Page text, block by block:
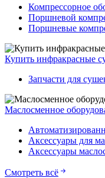
Компрессорное
Поршневой
Поршневые
Купить инфракрасные
Запчасти для
Маслосменное
Аксессуары для
Аксессуары
Смотреть всё